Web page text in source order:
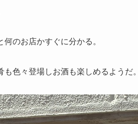
のお店かすぐに分かる。
色々登場しお酒も楽しめるようだ。